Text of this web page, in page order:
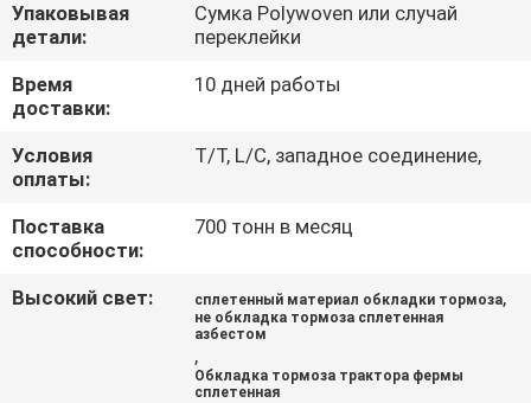
СПРОСИТЕ
ЦИТАТУ
КАРТА
САЙТА
POLICY
Упаковывая
детали:
Сумка Polywoven или случай
переклейки
Время
доставки:
10 дней работы
Условия
оплаты:
T/T, L/C, западное соединение,
Поставка
способности:
700 тонн в месяц
Высокий свет: сплетенный материал обкладки тормоза,
не обкладка тормоза сплетенная
азбестом
,
Обкладка тормоза трактора фермы
сплетенная